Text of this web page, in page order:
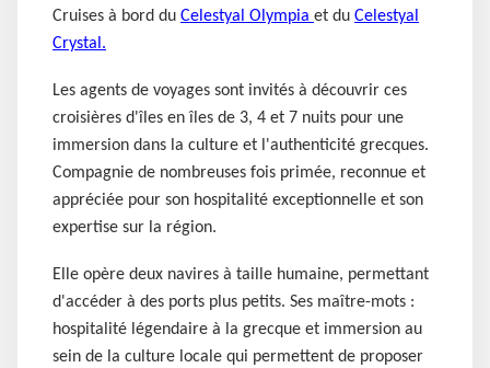
Cruises à bord du Celestyal Olympia et du Celestyal
Crystal.
Les agents de voyages sont invités à découvrir ces
croisières d'îles en îles de 3, 4 et 7 nuits pour une
immersion dans la culture et l'authenticité grecques.
Compagnie de nombreuses fois primée, reconnue et
appréciée pour son hospitalité exceptionnelle et son
expertise sur la région.
Elle opère deux navires à taille humaine, permettant
d'accéder à des ports plus petits. Ses maître-mots :
hospitalité légendaire à la grecque et immersion au
sein de la culture locale qui permettent de proposer